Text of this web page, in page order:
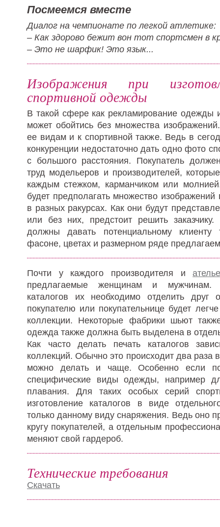
Посмеемся вместе
Диалог на чемпионате по легкой атлетике:
– Как здорово бежит вон тот спортсмен в
– Это не шарфик! Это язык...
Изображения при
спортивной одежды
В такой сфере как рекламирование одежды
может обойтись без множества
ее видам и к спортивной также. Ведь в
конкуренции недостаточно дать одно фото
с большого расстояния. Покупатель
труд модельеров и производителей,
каждым стежком, карманчиком или
будет предполагать множество изображений
в разных ракурсах. Как они будут
или без них, предстоит решить
должны давать потенциальному клиенту
фасоне, цветах и размерном ряде
Почти у каждого производителя и
предлагаемые женщинам и мужчинам.
каталогов их необходимо отделить
покупателю или покупательнице будет
коллекции. Некоторые фабрики шьют
одежда также должна быть выделена в
Как часто делать печать каталогов
коллекций. Обычно это происходит два раза
можно делать и чаще. Особенно если
специфические виды одежды, например
плавания. Для таких особых серий
изготовление каталогов в виде
только данному виду снаряжения. Ведь оно
кругу покупателей, а отдельным
меняют свой гардероб.
Технические требования
Скачать